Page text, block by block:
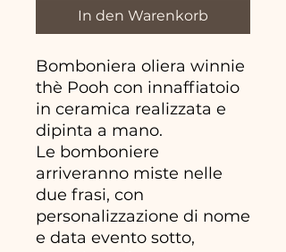
In den Warenkorb
Bomboniera oliera winnie
thè Pooh con innaffiatoio
in ceramica realizzata e
dipinta a mano.
Le bomboniere
arriveranno miste nelle
due frasi, con
personalizzazione di nome
e data evento sotto,